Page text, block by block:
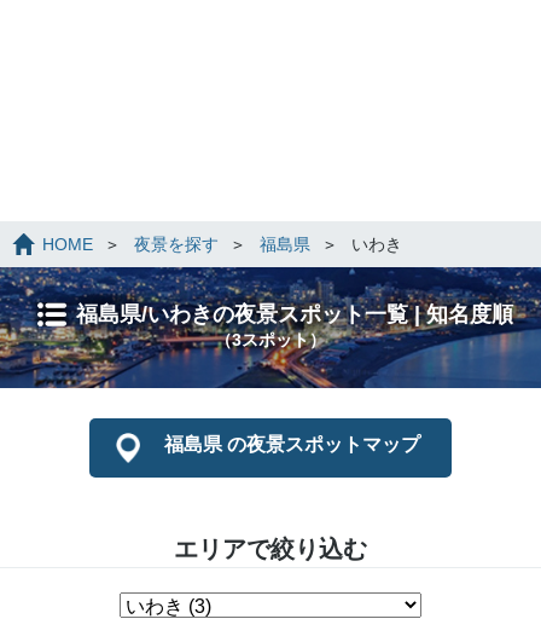
HOME 夜景を探す 福島県 いわき
福島県/いわきの夜景スポット一覧 | 知名度順
（3スポット）
福島県 の夜景スポットマップ
エリアで絞り込む